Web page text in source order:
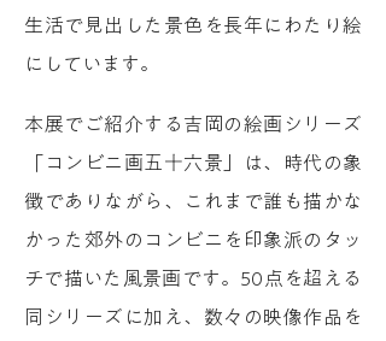
生活で見出した景色を長年にわたり絵
にしています。
本展でご紹介する吉岡の絵画シリーズ
「コンビニ画五十六景」は、時代の象
徴でありながら、これまで誰も描かな
かった郊外のコンビニを印象派のタッ
チで描いた風景画です。50点を超える
同シリーズに加え、数々の映像作品を